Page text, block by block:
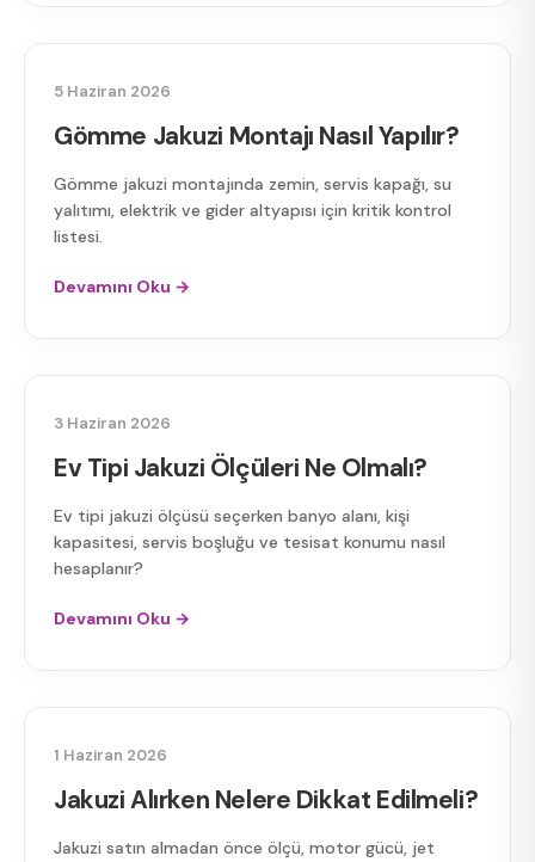
5 Haziran 2026
Gömme Jakuzi Montajı Nasıl Yapılır?
Gömme jakuzi montajında zemin, servis kapağı, su
yalıtımı, elektrik ve gider altyapısı için kritik kontrol
listesi.
Devamını Oku →
3 Haziran 2026
Ev Tipi Jakuzi Ölçüleri Ne Olmalı?
Ev tipi jakuzi ölçüsü seçerken banyo alanı, kişi
kapasitesi, servis boşluğu ve tesisat konumu nasıl
hesaplanır?
Devamını Oku →
1 Haziran 2026
Jakuzi Alırken Nelere Dikkat Edilmeli?
Jakuzi satın almadan önce ölçü, motor gücü, jet